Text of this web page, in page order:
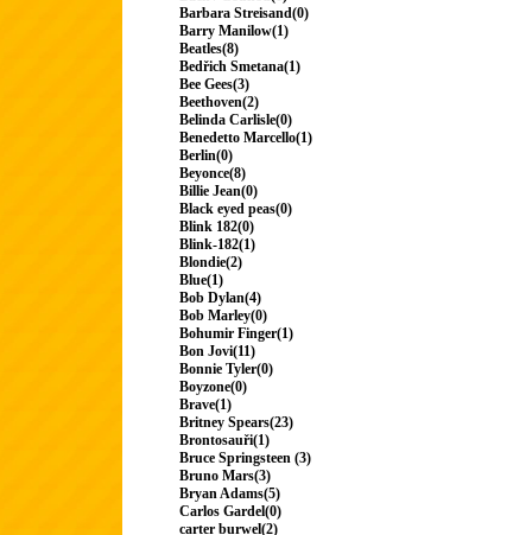
Barbara Streisand(0)
Barry Manilow(1)
Beatles(8)
Bedřich Smetana(1)
Bee Gees(3)
Beethoven(2)
Belinda Carlisle(0)
Benedetto Marcello(1)
Berlin(0)
Beyonce(8)
Billie Jean(0)
Black eyed peas(0)
Blink 182(0)
Blink-182(1)
Blondie(2)
Blue(1)
Bob Dylan(4)
Bob Marley(0)
Bohumir Finger(1)
Bon Jovi(11)
Bonnie Tyler(0)
Boyzone(0)
Brave(1)
Britney Spears(23)
Brontosauři(1)
Bruce Springsteen (3)
Bruno Mars(3)
Bryan Adams(5)
Carlos Gardel(0)
carter burwel(2)